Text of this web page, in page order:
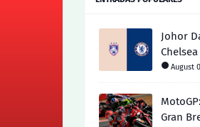
Johor
Chelsea
August
Gran